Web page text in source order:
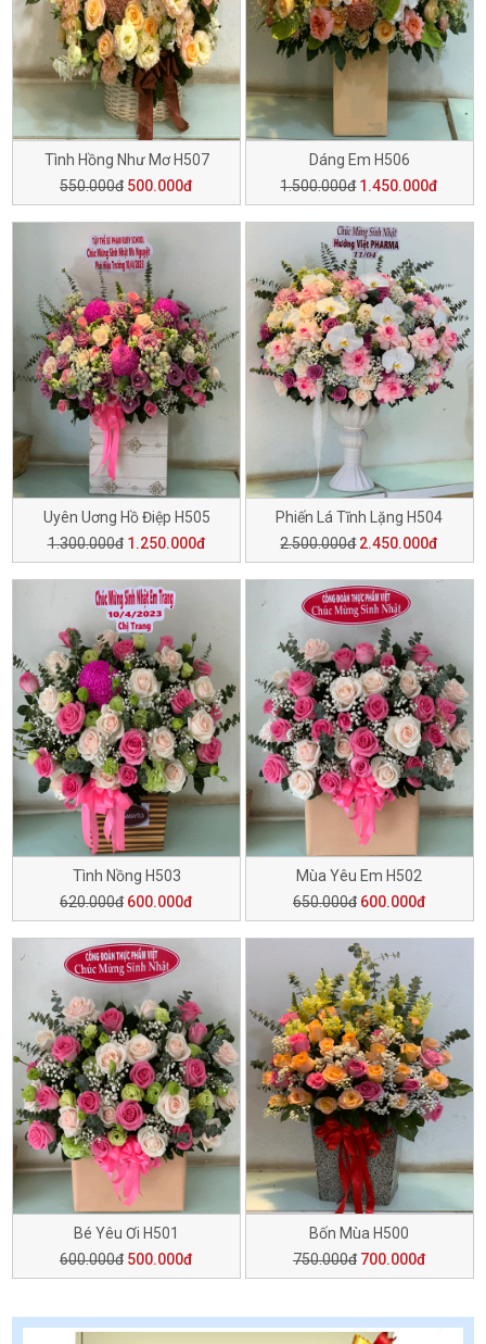
Tình Hồng Như Mơ H507
550.000đ 500.000đ
Dáng Em H506
1.500.000đ 1.450.000đ
Uyên Uơng Hồ Điệp H505
1.300.000đ 1.250.000đ
Phiến Lá Tĩnh Lặng H504
2.500.000đ 2.450.000đ
Tình Nồng H503
620.000đ 600.000đ
Mùa Yêu Em H502
650.000đ 600.000đ
Bé Yêu Ơi H501
600.000đ 500.000đ
Bốn Mùa H500
750.000đ 700.000đ